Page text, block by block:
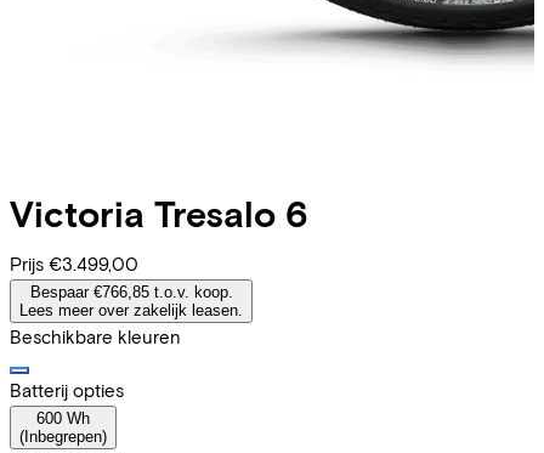
Victoria Tresalo 6
Prijs €3.499,00
Bespaar €766,85 t.o.v. koop.
Lees meer over zakelijk leasen.
Beschikbare kleuren
Batterij opties
600 Wh
( Inbegrepen)